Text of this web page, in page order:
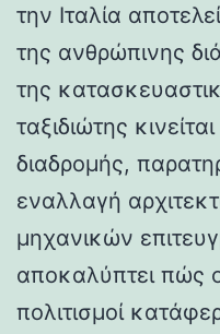
την Ιταλία
της ανθρώπινης
της
ταξιδιώτης
διαδρομής,
εναλλαγή
μηχανικών
αποκαλύπτει πώς
πολιτισμοί